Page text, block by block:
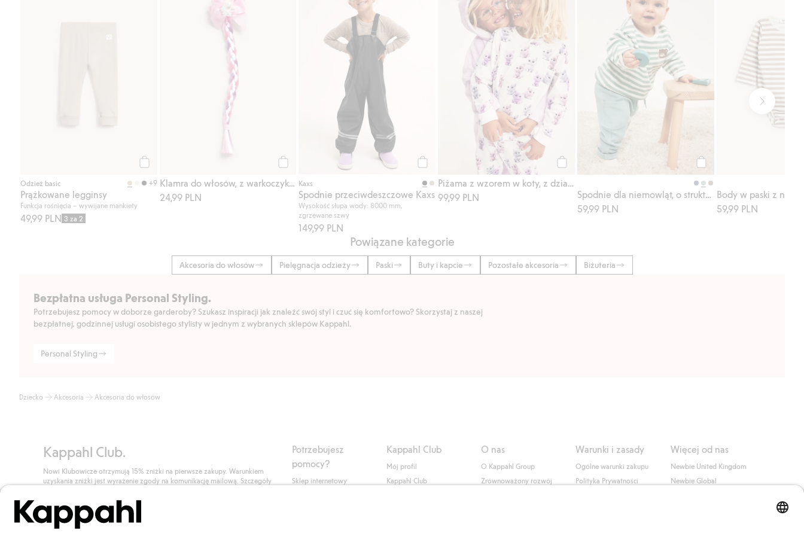
Odzież basic +9
Prążkowane legginsy
Funkcja rośnięcia – wywijane mankiety
49,99 PLN 3 za 2
Klamra do włosów, z warkoczykiem
24,99 PLN
Kaxs
Spodnie przeciwdeszczowe Kaxs
Wysokość słupa wody: 8000 mm,
zgrzewane szwy
149,99 PLN
Piżama z wzorem w koty, z dzianiny bawełnianej
99,99 PLN
Kup
Spodnie dla niemowląt, o strukturze wafla
59,99 PLN
Body w paski z
59,99 PLN
Powiązane kategorie
Akcesoria do włosów Pielęgnacja odzieży Paski Buty i kapcie Pozostałe akcesoria Biżuteria
Bezpłatna usługa Personal Styling.
Potrzebujesz pomocy w doborze garderoby? Szukasz inspiracji jak znaleźć swój styl i czuć się komfortowo? Skorzystaj z naszej
bezpłatnej, godzinnej usługi osobistego stylisty w jednym z wybranych sklepów Kappahl.
Personal Styling
Dziecko Akcesoria Akcesoria do włosów
Kappahl Club.
Nowi Klubowicze otrzymują 15% zniżki na pierwsze zakupy. Warunkiem
uzyskania zniżki jest wyrażenie zgody na komunikację mailową. Szczegóły
Dołącz do Klubu!
Potrzebujesz
pomocy?
Sklep internetowy
Kappahl Club
Mój profil
Kappahl Club
O nas
O Kappahl Group
Zrównoważony rozwój
Warunki i zasady
Ogólne warunki zakupu
Polityka Prywatności
Więcej od nas
Newbie United Kingdom
Newbie Global